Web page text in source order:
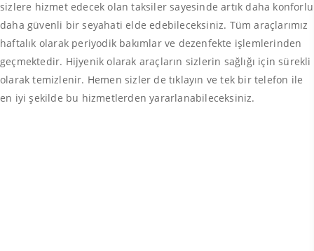
sizlere hizmet edecek olan taksiler sayesinde artık daha konforlu
daha güvenli bir seyahati elde edebileceksiniz. Tüm araçlarımız
haftalık olarak periyodik bakımlar ve dezenfekte işlemlerinden
geçmektedir. Hijyenik olarak araçların sizlerin sağlığı için sürekli
olarak temizlenir. Hemen sizler de tıklayın ve tek bir telefon ile
en iyi şekilde bu hizmetlerden yararlanabileceksiniz.